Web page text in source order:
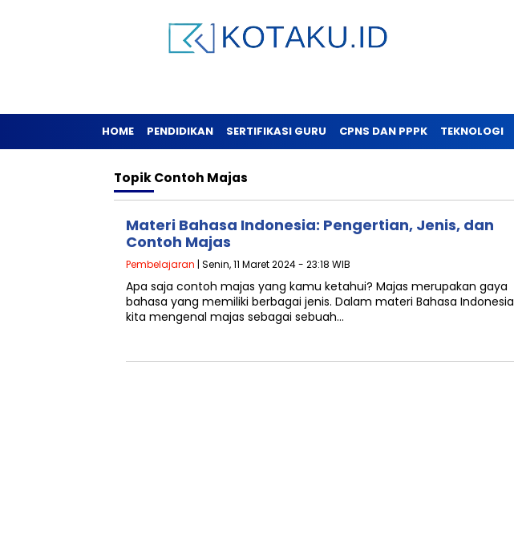
HOME PENDIDIKAN SERTIFIKASI GURU CPNS DAN PPPK TEKNOLOGI
TopikContoh Majas
Materi Bahasa Indonesia: Pengertian, Jenis, dan
Contoh Majas
Pembelajaran | Senin, 11 Maret 2024 - 23:18 WIB
Apa saja contoh majas yang kamu ketahui? Majas merupakan gaya
bahasa yang memiliki berbagai jenis. Dalam materi Bahasa Indonesia
kita mengenal majas sebagai sebuah…